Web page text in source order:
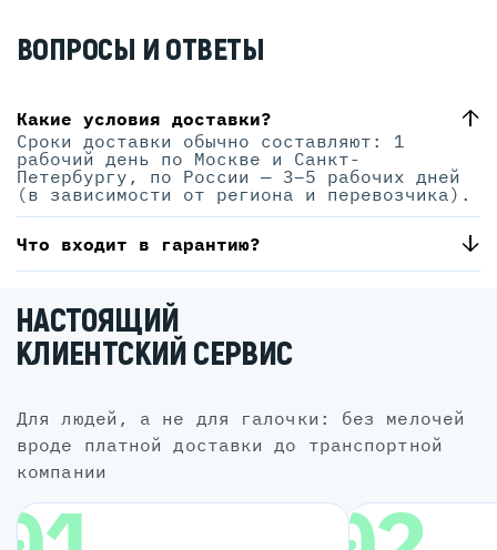
ВОПРОСЫ И ОТВЕТЫ
Какие условия доставки?
Сроки доставки обычно составляют: 1
рабочий день по Москве и Санкт-
Петербургу, по России — 3–5 рабочих дней
(в зависимости от региона и перевозчика).
Что входит в гарантию?
НАСТОЯЩИЙ
КЛИЕНТСКИЙ СЕРВИС
для людей, а не для галочки: без мелочей
вроде платной доставки до транспортной
компании